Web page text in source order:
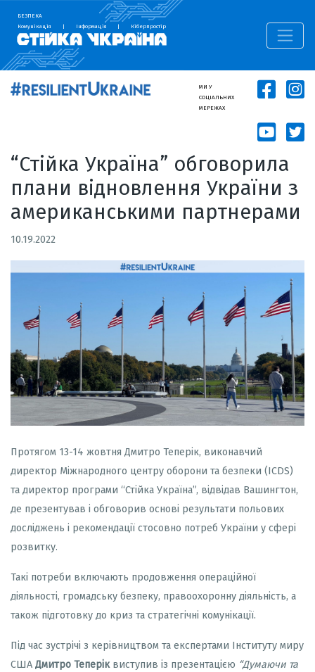
БЕЗПЕКА
Комунікація
| Інформація | Кіберпростір
МИ У
СОЦІАЛЬНИХ
МЕРЕЖАХ
“Стійка Україна” обговорила
плани відновлення України з
американськими партнерами
10.19.2022
Протягом 13-14 жовтня Дмитро Теперік, виконавчий
директор Міжнародного центру оборони та безпеки (ICDS)
та директор програми “Стійка Україна”, відвідав Вашингтон,
де презентував і обговорив основі результати польових
досліджень і рекомендації стосовно потреб України у сфері
розвитку.
Такі потреби включають продовження операційної
діяльності, громадську безпеку, правоохоронну діяльність, а
також підготовку до криз та стратегічні комунікації.
Під час зустрічі з керівництвом та експертами Інституту миру
США Дмитро Теперіквиступив із презентацією “Думаючи та